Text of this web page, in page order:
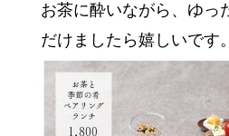
お茶に酔いながら、ゆっ
だけましたら嬉しいです。